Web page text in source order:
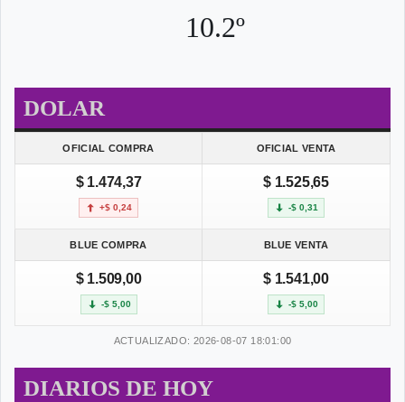
10.2º
DOLAR
OFICIAL COMPRA OFICIAL VENTA
$ 1.474,37
+$ 0,24
$ 1.525,65
-$ 0,31
BLUE COMPRA BLUE VENTA
$ 1.509,00
-$ 5,00
$ 1.541,00
-$ 5,00
ACTUALIZADO: 2026-08-07 18:01:00
DIARIOS DE HOY